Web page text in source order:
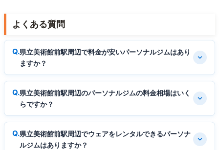
よくある質問
県立美術館前駅周辺で料金が安いパーソナルジムはあり
ますか？
県立美術館前駅周辺のパーソナルジムの料金相場はいく
らですか？
県立美術館前駅周辺でウェアをレンタルできるパーソナ
ルジムはありますか？